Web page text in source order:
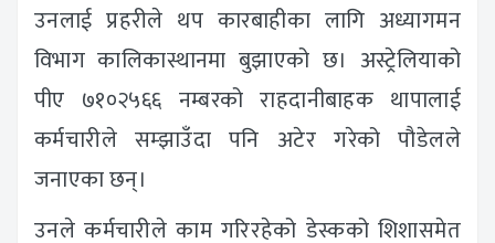
उनलाई प्रहरीले थप कारबाहीका लागि अध्यागमन
विभाग कालिकास्थानमा बुझाएको छ। अस्ट्रेलियाको
पीए ७१०२५६६ नम्बरको राहदानीबाहक थापालाई
कर्मचारीले सम्झाउँदा पनि अटेर गरेको पौडेलले
जनाएका छन्।
उनले कर्मचारीले काम गरिरहेको डेस्कको शिशासमेत